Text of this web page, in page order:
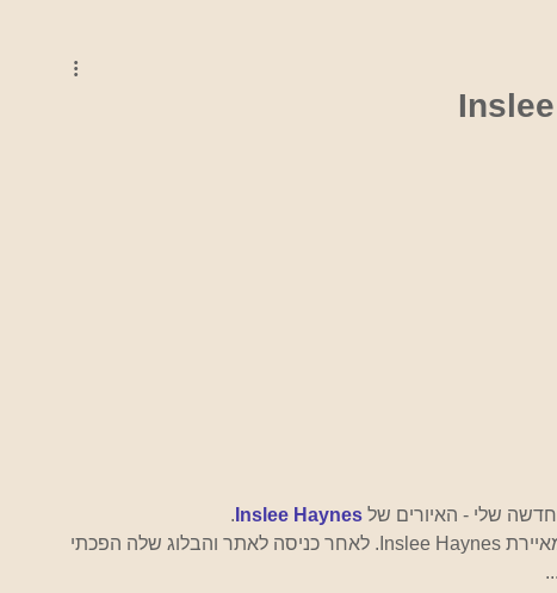
שלי - האיורים של Inslee Haynes
.
נכון לעכשיו התאהבתי באיורים בצבעי מים של המאיירת Inslee Haynes. לאחר כניסה לאתר והבלוג שלה הפכתי